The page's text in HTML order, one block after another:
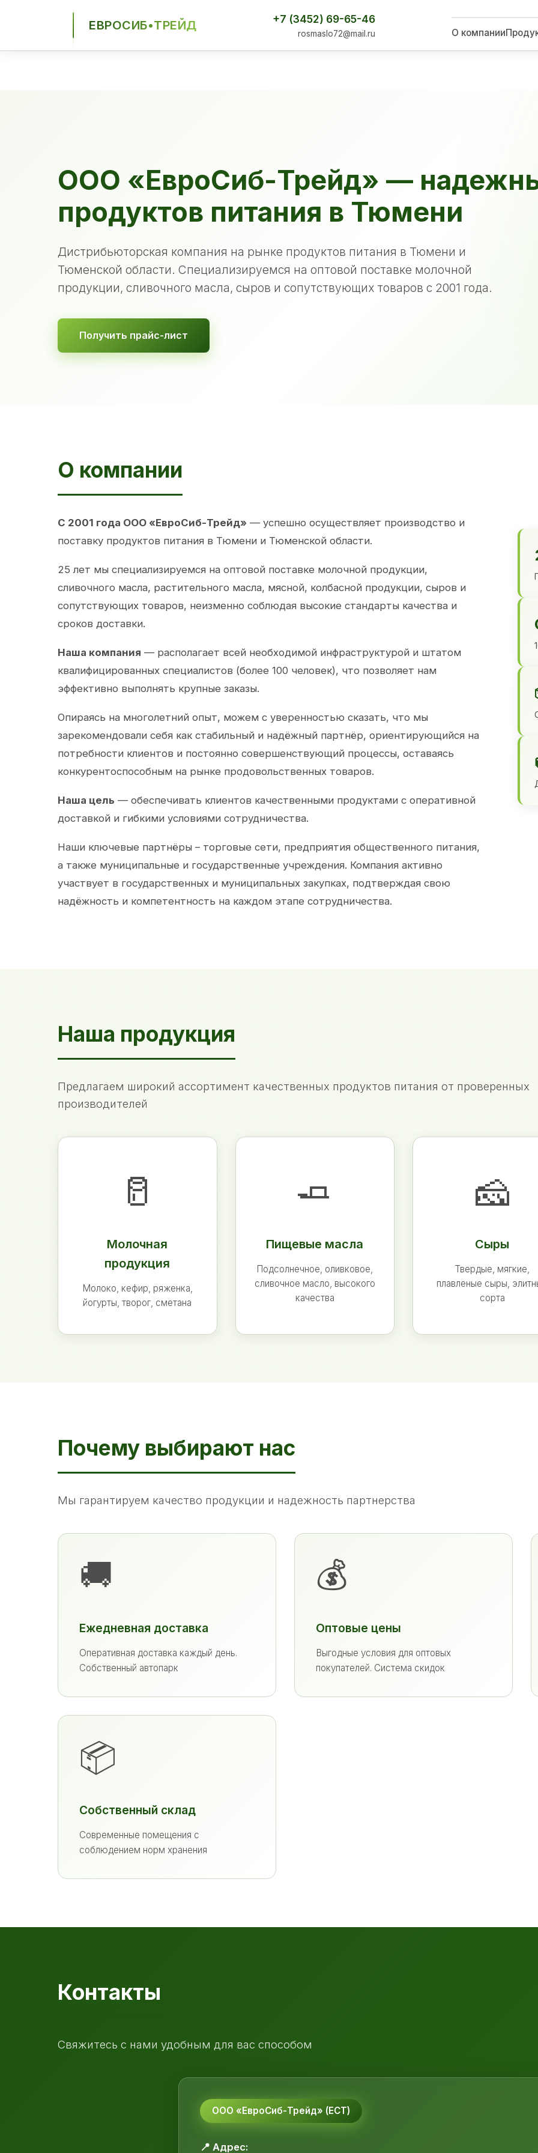
ЕВРОСИБ•ТРЕЙД +7 (3452) 69-65-46
rosmaslo72@mail.ru О компании
ООО «ЕвроСиб-Трейд» —
продуктов питания в Тюмени
Дистрибьюторская компания на рынке продуктов питания в Тюмени и
Тюменской области. Специализируемся на оптовой поставке молочной
продукции, сливочного масла, сыров и сопутствующих товаров с 2001 года.
Получить прайс-лист
О компании
С 2001 года ООО «ЕвроСиб-Трейд» — успешно осуществляет производство и
поставку продуктов питания в Тюмени и Тюменской области.
25 лет мы специализируемся на оптовой поставке молочной продукции,
сливочного масла, растительного масла, мясной, колбасной продукции, сыров и
сопутствующих товаров, неизменно соблюдая высокие стандарты качества и
сроков доставки.
Наша компания — располагает всей необходимой инфраструктурой и штатом
квалифицированных специалистов (более 100 человек), что позволяет нам
эффективно выполнять крупные заказы.
Опираясь на многолетний опыт, можем с уверенностью сказать, что мы
зарекомендовали себя как стабильный и надёжный партнёр, ориентирующийся на
потребности клиентов и постоянно совершенствующий процессы, оставаясь
конкурентоспособным на рынке продовольственных товаров.
Наша цель — обеспечивать клиентов качественными продуктами с оперативной
доставкой и гибкими условиями сотрудничества.
Наши ключевые партнёры – торговые сети, предприятия общественного питания,
а также муниципальные и государственные учреждения. Компания активно
участвует в государственных и муниципальных закупках, подтверждая свою
надёжность и компетентность на каждом этапе сотрудничества.
Наша продукция
Предлагаем широкий ассортимент качественных продуктов питания от проверенных
производителей
🥛
Молочная
продукция
Молоко, кефир, ряженка,
йогурты, творог, сметана
🧈
Пищевые масла
Подсолнечное, оливковое,
сливочное масло, высокого
качества
🧀
Сыры
Твердые, мягкие,
плавленые сыры,
сорта
Почему выбирают нас
Мы гарантируем качество продукции и надежность партнерства
🚚
Ежедневная доставка
Оперативная доставка каждый день.
Собственный автопарк
💰
Оптовые цены
Выгодные условия для оптовых
покупателей. Система скидок
📦
Собственный склад
Современные помещения с
соблюдением норм хранения
Контакты
Свяжитесь с нами удобным для вас способом
ООО «ЕвроСиб-Трейд» (ЕСТ)
📍 Адрес: